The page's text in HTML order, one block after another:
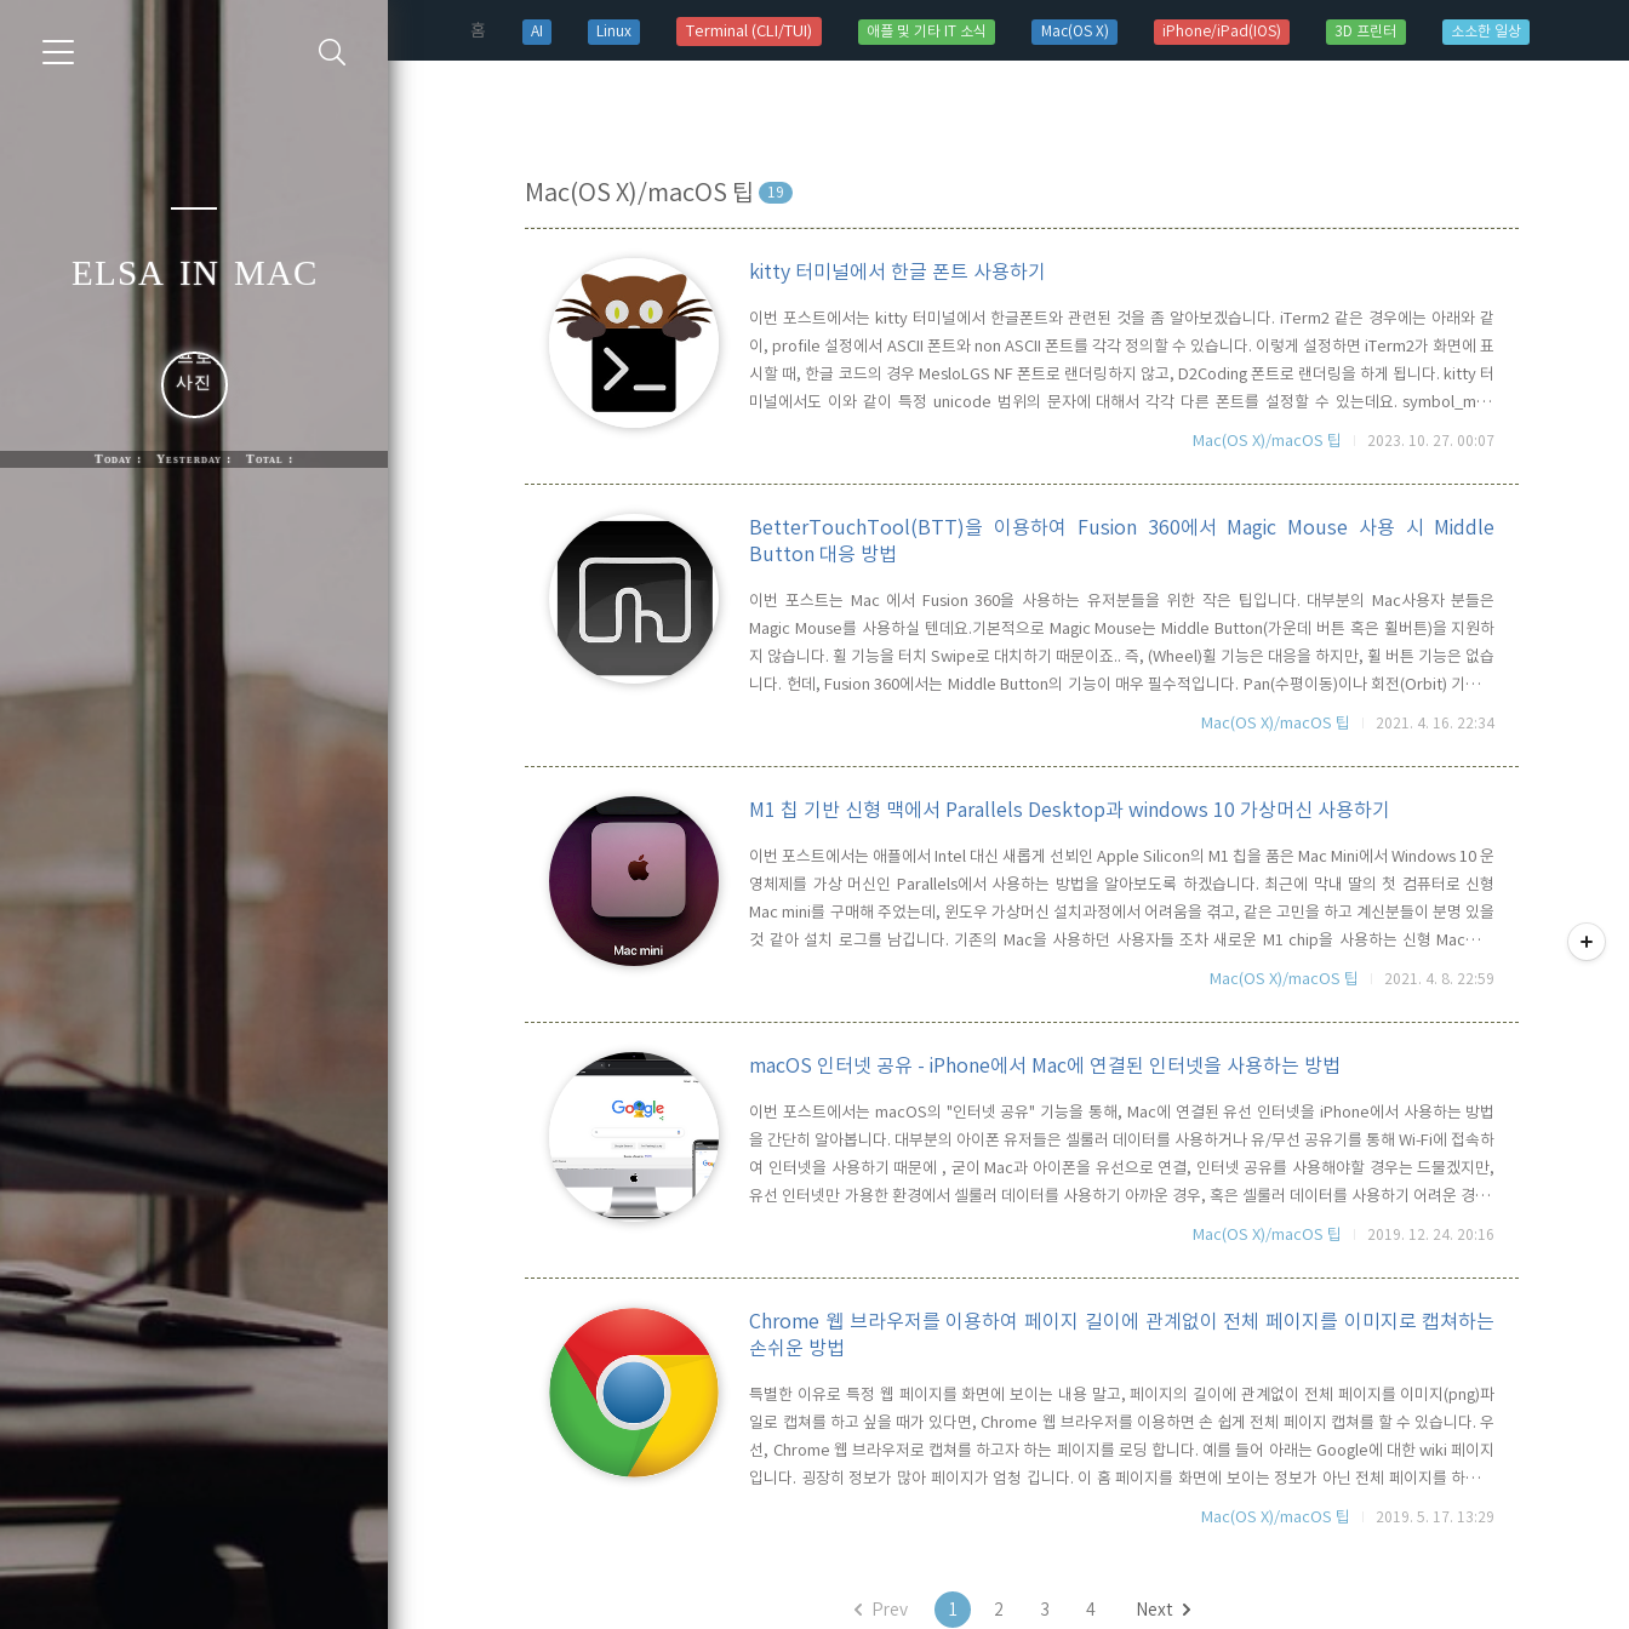
홈(current)
AI Linux Terminal (CLI/TUI) 애플 및 기타 IT 소식 Mac(OS X) iPhone/iPad(IOS) 3D 프린터 소소한 일상
elsa in mac
Today : Yesterday : Total :
Mac(OS X)/macOS 팁 19
kitty 터미널에서 한글 폰트 사용하기
이번 포스트에서는 kitty 터미널에서 한글폰트와 관련된 것을 좀 알아보겠습니다. iTerm2 같은 경우에는 아래와 같
이, profile 설정에서 ASCII 폰트와 non ASCII 폰트를 각각 정의할 수 있습니다. 이렇게 설정하면 iTerm2가 화면에 표
시할 때, 한글 코드의 경우 MesloLGS NF 폰트로 랜더링하지 않고, D2Coding 폰트로 랜더링을 하게 됩니다. kitty 터
미널에서도 이와 같이 특정 unicode 범위의 문자에 대해서 각각 다른 폰트를 설정할 수 있는데요. symbol_map
U+AC00-U+D7A3 D2Coding 위와같이 설정파일에 symbol_map을 정의해 주면 됩니다. unicode AC00 ~ D7A3 범
Mac(OS X)/macOS 팁 2023. 10. 27. 00:07
BetterTouchTool(BTT)을 이용하여 Fusion 360에서 Magic Mouse 사용 시 Middle
Button 대응 방법
이번 포스트는 Mac 에서 Fusion 360을 사용하는 유저분들을 위한 작은 팁입니다. 대부분의 Mac사용자 분들은
Magic Mouse를 사용하실 텐데요.기본적으로 Magic Mouse는 Middle Button(가운데 버튼 혹은 휠버튼)을 지원하
지 않습니다. 휠 기능을 터치 Swipe로 대치하기 때문이죠.. 즉, (Wheel)휠 기능은 대응을 하지만, 휠 버튼 기능은 없습
니다. 헌데, Fusion 360에서는 Middle Button의 기능이 매우 필수적입니다. Pan(수평이동)이나 회전(Orbit) 기능을
이용하기 위해서는 가운데 버튼 기능이 있어야 하기 때문입니다. 이미 Fusion 360을 사용하시는 분들은 나름의 방법
Mac(OS X)/macOS 팁 2021. 4. 16. 22:34
M1 칩 기반 신형 맥에서 Parallels Desktop과 windows 10 가상머신 사용하기
이번 포스트에서는 애플에서 Intel 대신 새롭게 선뵈인 Apple Silicon의 M1 칩을 품은 Mac Mini에서 Windows 10 운
영체제를 가상 머신인 Parallels에서 사용하는 방법을 알아보도록 하겠습니다. 최근에 막내 딸의 첫 컴퓨터로 신형
Mac mini를 구매해 주었는데, 윈도우 가상머신 설치과정에서 어려움을 겪고, 같은 고민을 하고 계신분들이 분명 있을
것 같아 설치 로그를 남깁니다. 기존의 Mac을 사용하던 사용자들 조차 새로운 M1 chip을 사용하는 신형 Mac애서
Windows를 사용히는데 난감한 상황에 빠지게 됩니다. 이유는 M1칩은 Intel X86 프로세서가 아닌 ARM 코어 기반이
Mac(OS X)/macOS 팁 2021. 4. 8. 22:59
macOS 인터넷 공유 - iPhone에서 Mac에 연결된 인터넷을 사용하는 방법
이번 포스트에서는 macOS의 "인터넷 공유" 기능을 통해, Mac에 연결된 유선 인터넷을 iPhone에서 사용하는 방법
을 간단히 알아봅니다. 대부분의 아이폰 유저들은 셀룰러 데이터를 사용하거나 유/무선 공유기를 통해 Wi-Fi에 접속하
여 인터넷을 사용하기 때문에 , 굳이 Mac과 아이폰을 유선으로 연결, 인터넷 공유를 사용해야할 경우는 드물겠지만,
유선 인터넷만 가용한 환경에서 셀룰러 데이터를 사용하기 아까운 경우, 혹은 셀룰러 데이터를 사용하기 어려운 경우,
macOS의 인터넷 공유 기능을 사용하면 iPhone 충전 케이블을 통해 인터넷을 사용할 수 있습니다. 우선 Mac의 USB
Mac(OS X)/macOS 팁 2019. 12. 24. 20:16
Chrome 웹 브라우저를 이용하여 페이지 길이에 관계없이 전체 페이지를 이미지로 캡쳐하는
손쉬운 방법
특별한 이유로 특정 웹 페이지를 화면에 보이는 내용 말고, 페이지의 길이에 관계없이 전체 페이지를 이미지(png)파
일로 캡쳐를 하고 싶을 때가 있다면, Chrome 웹 브라우저를 이용하면 손 쉽게 전체 페이지 캡쳐를 할 수 있습니다. 우
선, Chrome 웹 브라우저로 캡쳐를 하고자 하는 페이지를 로딩 합니다. 예를 들어 아래는 Google에 대한 wiki 페이지
입니다. 굉장히 정보가 많아 페이지가 엄청 깁니다. 이 홈 페이지를 화면에 보이는 정보가 아닌 전체 페이지를 하나의
png 파일로 캡쳐를 받고 싶다면, Mac의 경우 Command + Option + i 키를 눌러 줍니다. WIndows 사용자라면 F12
Mac(OS X)/macOS 팁 2019. 5. 17. 13:29
Prev 1 2 3 4 Next
티스토리툴바